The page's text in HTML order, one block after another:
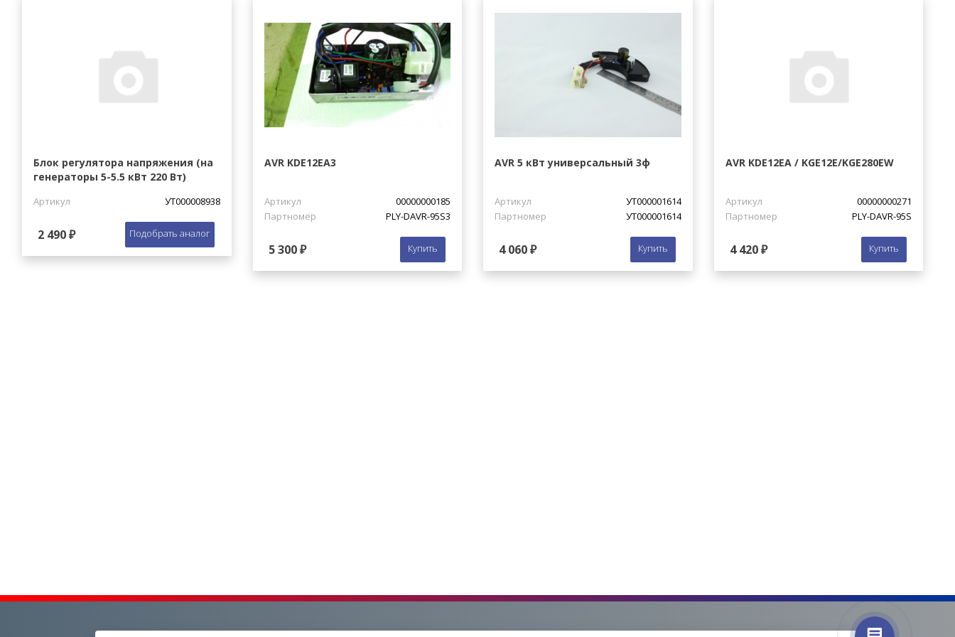
Блок регулятора напряжения (на
генераторы 5-5.5 кВт 220 Вт)
Артикул УТ000008938
2 490 ₽ Подобрать аналог
AVR KDE12EA3
Артикул
00000000185
Партномер
PLY-DAVR-95S3
5 300 ₽ Купить
AVR 5 кВт универсальный 3ф
Артикул
УТ000001614
Партномер
УТ000001614
4 060 ₽ Купить
AVR KDE12EA / KGE12E/KGE280EW
Артикул
00000000271
Партномер
PLY-DAVR-95S
4 420 ₽ Купить